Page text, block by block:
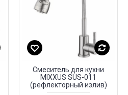
Смеситель для кухни
MIXXUS SUS-011
(рефлекторный излив)